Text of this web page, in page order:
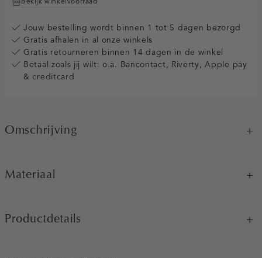
Jouw bestelling wordt binnen 1 tot 5 dagen bezorgd
Gratis afhalen in al onze winkels
Gratis retourneren binnen 14 dagen in de winkel
Betaal zoals jij wilt: o.a. Bancontact, Riverty, Apple pay
& creditcard
Omschrijving
Materiaal
Productdetails